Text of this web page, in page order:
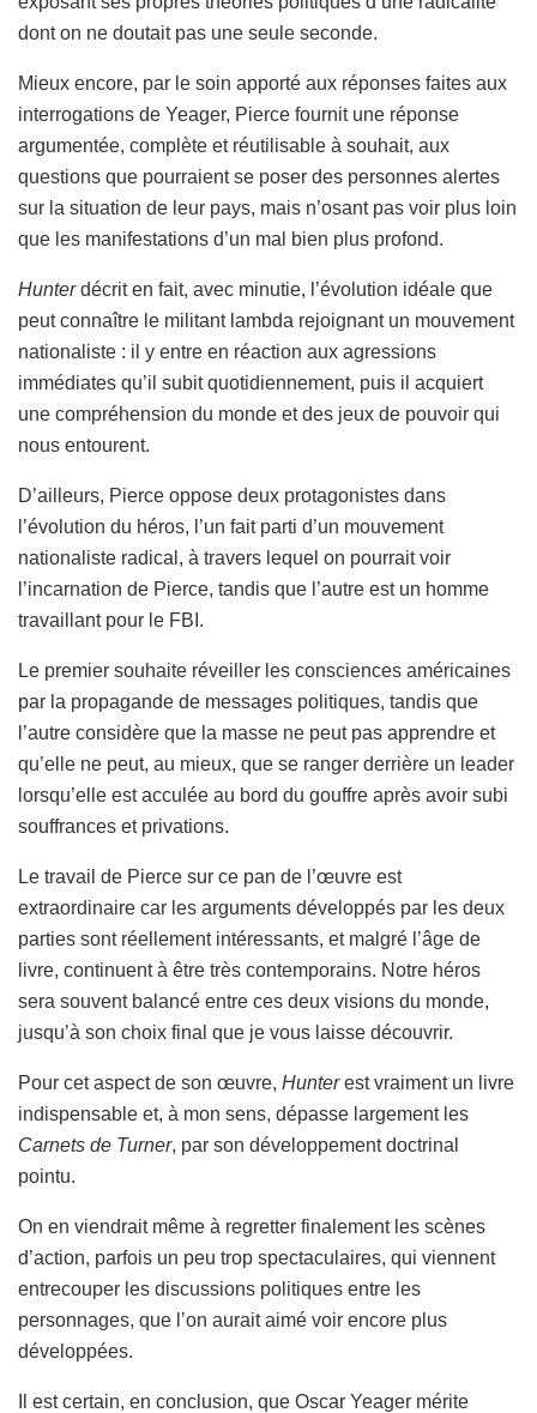
dont on ne doutait pas une seule seconde.
Mieux encore, par le soin apporté aux réponses faites aux
interrogations de Yeager, Pierce fournit une réponse
argumentée, complète et réutilisable à souhait, aux
questions que pourraient se poser des personnes alertes
sur la situation de leur pays, mais n’osant pas voir plus loin
que les manifestations d’un mal bien plus profond.
Hunterdécrit en fait, avec minutie, l’évolution idéale que
peut connaître le militant lambda rejoignant un mouvement
nationaliste : il y entre en réaction aux agressions
immédiates qu’il subit quotidiennement, puis il acquiert
une compréhension du monde et des jeux de pouvoir qui
nous entourent.
D’ailleurs, Pierce oppose deux protagonistes dans
l’évolution du héros, l’un fait parti d’un mouvement
nationaliste radical, à travers lequel on pourrait voir
l’incarnation de Pierce, tandis que l’autre est un homme
travaillant pour le FBI.
Le premier souhaite réveiller les consciences américaines
par la propagande de messages politiques, tandis que
l’autre considère que la masse ne peut pas apprendre et
qu’elle ne peut, au mieux, que se ranger derrière un leader
lorsqu’elle est acculée au bord du gouffre après avoir subi
souffrances et privations.
Le travail de Pierce sur ce pan de l’œuvre est
extraordinaire car les arguments développés par les deux
parties sont réellement intéressants, et malgré l’âge de
livre, continuent à être très contemporains. Notre héros
sera souvent balancé entre ces deux visions du monde,
jusqu’à son choix final que je vous laisse découvrir.
Pour cet aspect de son œuvre, Hunterest vraiment un livre
indispensable et, à mon sens, dépasse largement les
Carnets de Turner, par son développement doctrinal
pointu.
On en viendrait même à regretter finalement les scènes
d’action, parfois un peu trop spectaculaires, qui viennent
entrecouper les discussions politiques entre les
personnages, que l’on aurait aimé voir encore plus
développées.
Il est certain, en conclusion, que Oscar Yeager mérite